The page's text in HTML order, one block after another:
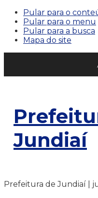
Pular para o
Pular para o menu
Pular para a busca
Mapa do site
Jundiaí
Prefeitura de Jundiaí |